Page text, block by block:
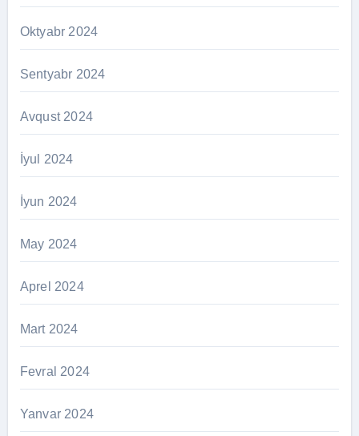
Oktyabr 2024
Sentyabr 2024
Avqust 2024
İyul 2024
İyun 2024
May 2024
Aprel 2024
Mart 2024
Fevral 2024
Yanvar 2024